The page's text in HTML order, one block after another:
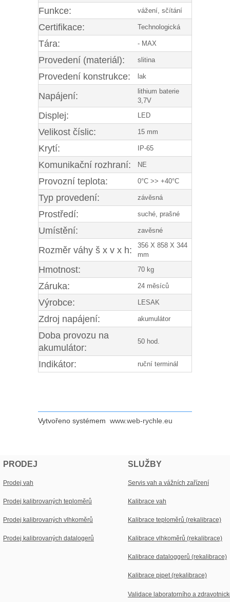
Funkce: vážení, sčítání
Certifikace: Technologická
Tára: - MAX
Provedení (materiál): slitina
Provedení konstrukce: lak
Napájení:
lithium baterie
3,7V
Displej: LED
Velikost číslic: 15 mm
Krytí: IP-65
Komunikační rozhraní: NE
Provozní teplota: 0°C >> +40°C
Typ provedení: závěsná
Prostředí: suché, prašné
Umístění: zavěsné
Rozměr váhy š x v x h:
356 X 858 X 344
mm
Hmotnost: 70 kg
Záruka: 24 měsíců
Výrobce: LESAK
Zdroj napájení: akumulátor
Doba provozu na
akumulátor:
50 hod.
Indikátor: ruční terminál
Vytvořeno systémem www.web-rychle.eu
PRODEJ SLUŽBY
Prodej vah Servis vah a vážních zařízení
Prodej kalibrovaných teploměrů Kalibrace vah
Prodej kalibrovaných vlhkoměrů Kalibrace teploměrů (rekalibrace)
Prodej kalibrovaných datalogerů Kalibrace vlhkoměrů (rekalibrace)
Kalibrace dataloggerů (rekalibrace)
Kalibrace pipet (rekalibrace)
Validace laboratorního a